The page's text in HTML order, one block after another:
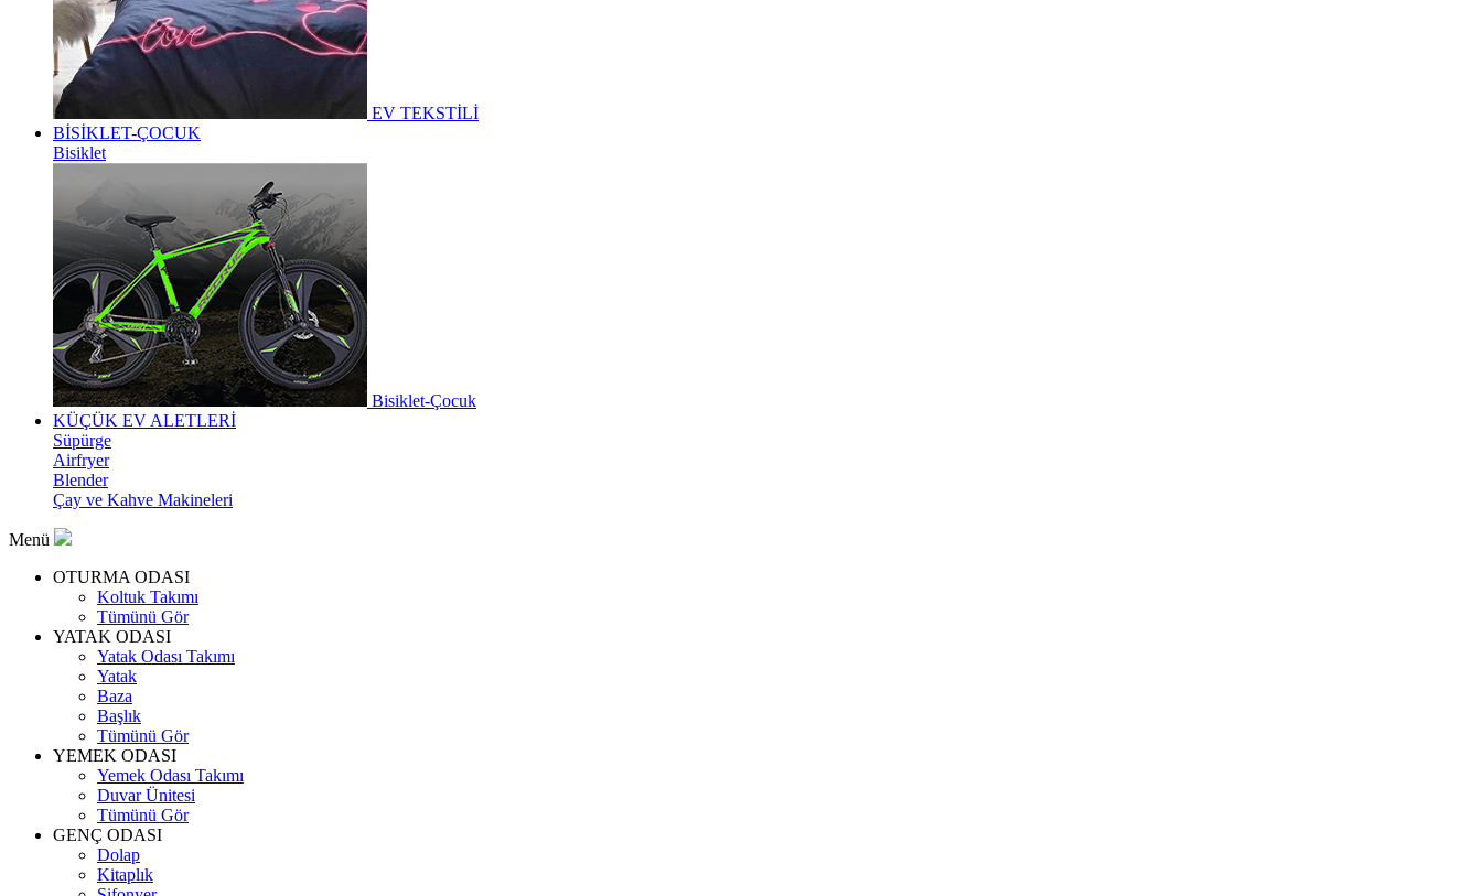
EV TEKSTİLİ
BİSİKLET-ÇOCUK
Bisiklet
Bisiklet-Çocuk
KÜÇÜK EV ALETLERİ
Süpürge
Airfryer
Blender
Çay ve Kahve Makineleri
Menü
OTURMA ODASI
Koltuk Takımı
Tümünü Gör
YATAK ODASI
Yatak Odası Takımı
Yatak
Baza
Başlık
Tümünü Gör
YEMEK ODASI
Yemek Odası Takımı
Duvar Ünitesi
Tümünü Gör
GENÇ ODASI
Dolap
Kitaplık